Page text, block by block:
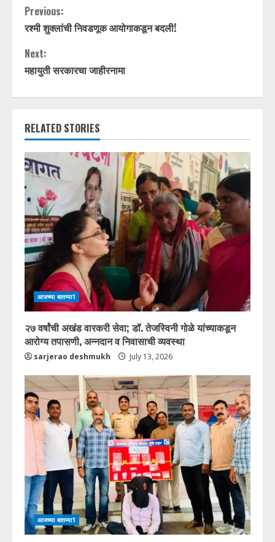
C
o
n
t
i
n
u
e
R
e
a
d
i
n
g
Previous:
रश्मी शुक्लांची निवडणूक आयोगाकडून बदली!
Next:
महायुती सरकारचा जाहीरनामा
RELATED STORIES
आजच्या बातम्या1
२७ वर्षांची अखंड वारकरी सेवा; डॉ. तेजस्विनी गोळे यांच्याकडून
आरोग्य तपासणी, अन्नदान व निवासाची व्यवस्था
sarjerao deshmukh July 13, 2026
आजच्या बातम्या1